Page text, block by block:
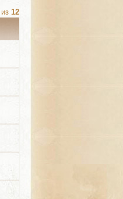
из 12